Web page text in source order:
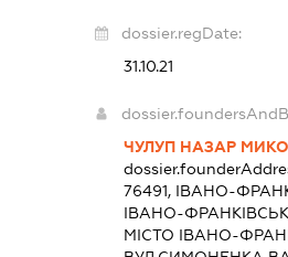
dossier.regDate:
31.10.21
ЧУЛУП НАЗАР
76491, ІВАНО-
ІВАНО-
МІСТО ІВАНО-